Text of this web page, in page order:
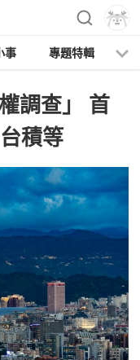
事 專題特輯
調查」 首
積等